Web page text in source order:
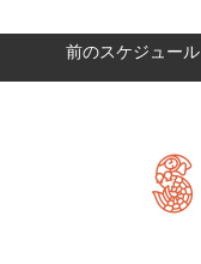
前のスケジュール